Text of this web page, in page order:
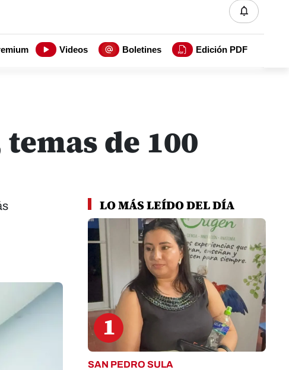
Videos Boletines Edición PDF
de 100
LO MÁS LEÍDO DEL DÍA
1
SAN PEDRO SULA